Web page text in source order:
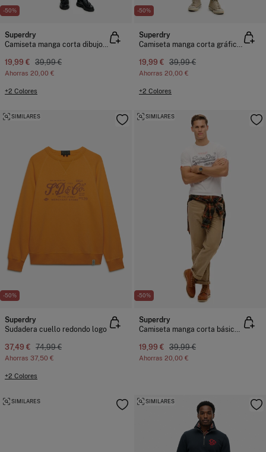
-50%
Superdry
Camiseta manga corta dibujo japonés delantero
19,99 € 39,99 €
Ahorras 20,00 €
+2 Colores
-50%
Superdry
Camiseta manga corta gráfico montañas
19,99 € 39,99 €
Ahorras 20,00 €
+2 Colores
-50%
SIMILARES
Superdry
Sudadera cuello redondo logo
37,49 € 74,99 €
Ahorras 37,50 €
+2 Colores
-50%
SIMILARES
Superdry
Camiseta manga corta básica con logotipo grande
19,99 € 39,99 €
Ahorras 20,00 €
SIMILARES SIMILARES